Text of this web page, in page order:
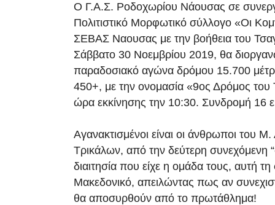
Ο Γ.Α.Σ. Ροδοχωρίου Νάουσας σε
Πολιτιστικό Μορφωτικό σύλλογο «Οι
ΣΕΒΑΣ Ναουσας με την βοήθεια του
Σάββατο 30 Νοεμβρίου 2019, θα
παραδοσιακό αγώνα δρόμου 15.700
450+, με την ονομασία «9ος Δρόμος του
ώρα εκκίνησης την 10:30. Συνδρομή 16
Αγανακτισμένοι είναι οι άνθρωποι του
Τρικάλων, από την δεύτερη συνεχόμενη
διαιτησία που είχε η ομάδα τους, αυτή
Μακεδονικό, απειλώντας πως αν
θα αποσυρθούν από το πρωτάθλημα!